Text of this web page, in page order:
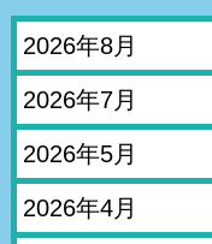
2026年8月
2026年7月
2026年5月
2026年4月